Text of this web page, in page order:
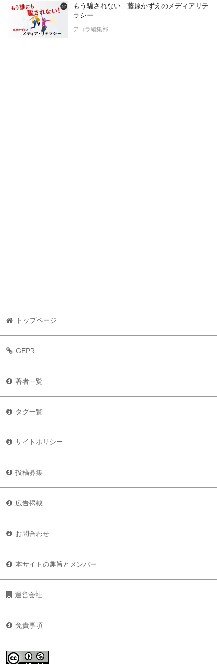
もう騙されない 藤原かずえのメディアリテ
ラシー
アゴラ編集部
トップページ
GEPR
著者一覧
タグ一覧
サイトポリシー
投稿募集
広告掲載
お問合わせ
本サイトの趣旨とメンバー
運営会社
免責事項